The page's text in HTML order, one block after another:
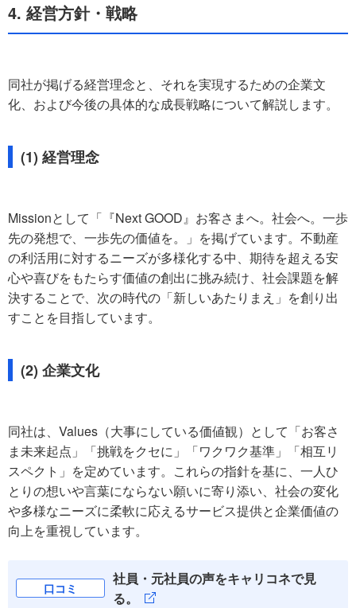
4. 経営方針・戦略
同社が掲げる経営理念と、それを実現するための企業文
化、および今後の具体的な成長戦略について解説します。
(1) 経営理念
Missionとして「『Next GOOD』お客さまへ。社会へ。一歩
先の発想で、一歩先の価値を。」を掲げています。不動産
の利活用に対するニーズが多様化する中、期待を超える安
心や喜びをもたらす価値の創出に挑み続け、社会課題を解
決することで、次の時代の「新しいあたりまえ」を創り出
すことを目指しています。
(2) 企業文化
同社は、Values（大事にしている価値観）として「お客さ
ま未来起点」「挑戦をクセに」「ワクワク基準」「相互リ
スペクト」を定めています。これらの指針を基に、一人ひ
とりの想いや言葉にならない願いに寄り添い、社会の変化
や多様なニーズに柔軟に応えるサービス提供と企業価値の
向上を重視しています。
口コミ
社員・元社員の声をキャリコネで見
る。